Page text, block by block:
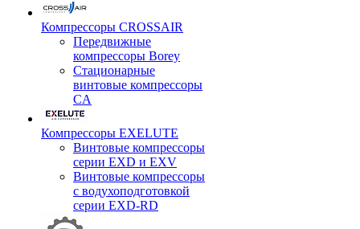
Компрессоры CROSSAIR
Передвижные
компрессоры Borey
Стационарные
винтовые компрессоры
CA
Компрессоры EXELUTE
Винтовые компрессоры
серии EXD и EXV
Винтовые компрессоры
с водухоподготовкой
серии EXD-RD